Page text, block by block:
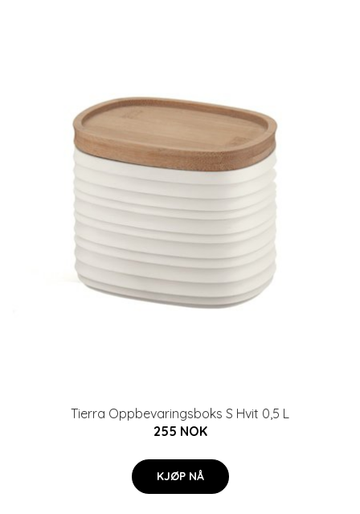
Tierra Oppbevaringsboks S Hvit 0,5 L
255 NOK
KJØP NÅ